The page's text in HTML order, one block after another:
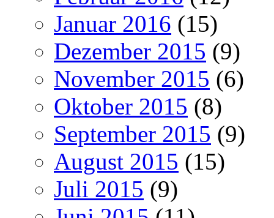
Januar 2016 (15)
Dezember 2015 (9)
November 2015 (6)
Oktober 2015 (8)
September 2015 (9)
August 2015 (15)
Juli 2015 (9)